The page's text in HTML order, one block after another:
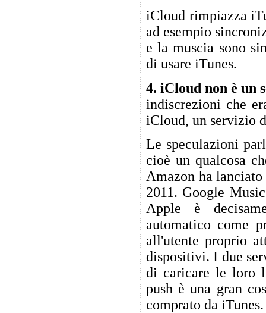
iCloud rimpiazza
ad esempio
e la muscia sono
di usare iTunes.
4. iCloud non è un
indiscrezioni che
iCloud, un servizio
Le speculazioni
cioè un qualcosa
Amazon ha
2011. Google
Apple è
automatico come
all'utente proprio
dispositivi. I due
di caricare le loro
push è una gran
comprato da iTunes.